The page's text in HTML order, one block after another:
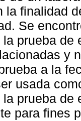
la finalidad
Se
prueba de
y
a la
usada
prueba de
para fines